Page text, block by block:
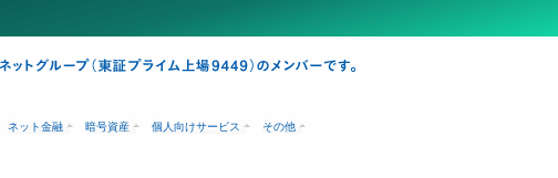
ネット金融 暗号資産 個人向けサービス その他